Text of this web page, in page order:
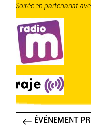
Soirée en partenariat
ÉVÉNEMENT